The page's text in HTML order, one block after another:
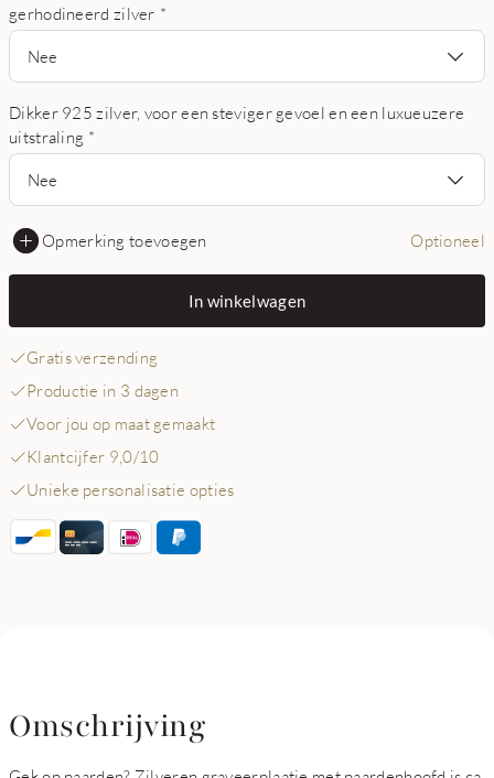
gerhodineerd zilver *
Nee
Dikker 925 zilver, voor een steviger gevoel en een luxueuzere
uitstraling *
Nee
Opmerking toevoegen Optioneel
In winkelwagen
Gratis verzending
Productie in 3 dagen
Voor jou op maat gemaakt
Klantcijfer 9,0/10
Unieke personalisatie opties
Omschrijving